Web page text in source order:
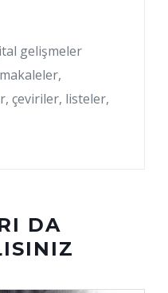
gelişmeler
çeviriler, listeler,
DA